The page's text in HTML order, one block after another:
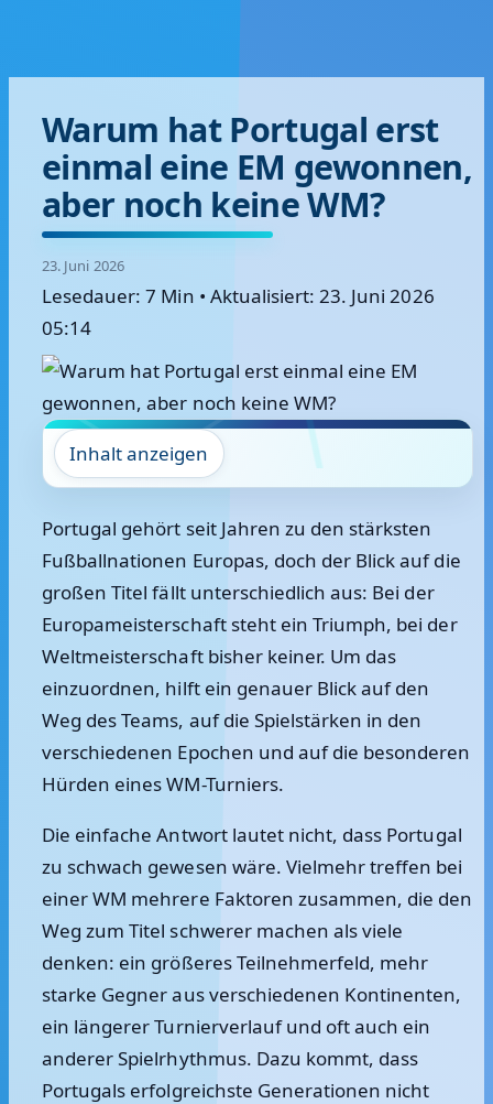
Warum hat Portugal erst
einmal eine EM gewonnen,
aber noch keine WM?
23. Juni 2026
Lesedauer: 7 Min • Aktualisiert: 23. Juni 2026
05:14
Inhalt anzeigen
Portugal gehört seit Jahren zu den stärksten
Fußballnationen Europas, doch der Blick auf die
großen Titel fällt unterschiedlich aus: Bei der
Europameisterschaft steht ein Triumph, bei der
Weltmeisterschaft bisher keiner. Um das
einzuordnen, hilft ein genauer Blick auf den
Weg des Teams, auf die Spielstärken in den
verschiedenen Epochen und auf die besonderen
Hürden eines WM-Turniers.
Die einfache Antwort lautet nicht, dass Portugal
zu schwach gewesen wäre. Vielmehr treffen bei
einer WM mehrere Faktoren zusammen, die den
Weg zum Titel schwerer machen als viele
denken: ein größeres Teilnehmerfeld, mehr
starke Gegner aus verschiedenen Kontinenten,
ein längerer Turnierverlauf und oft auch ein
anderer Spielrhythmus. Dazu kommt, dass
Portugals erfolgreichste Generationen nicht